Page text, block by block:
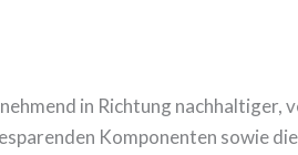
in Richtung
Komponenten sowie